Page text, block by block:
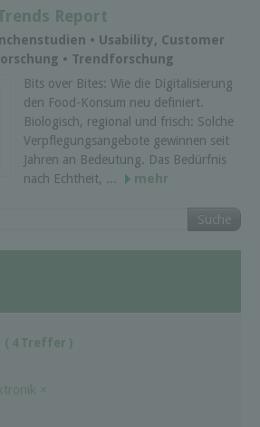
Report
• Usability, Customer
• Trendforschung
Bits over Bites: Wie die Digitalisierung
den Food-Konsum neu definiert.
Biologisch, regional und frisch: Solche
Verpflegungsangebote gewinnen seit
Jahren an Bedeutung. Das Bedürfnis
nach Echtheit, ...
mehr
Suche
( 4 Treffer )
×